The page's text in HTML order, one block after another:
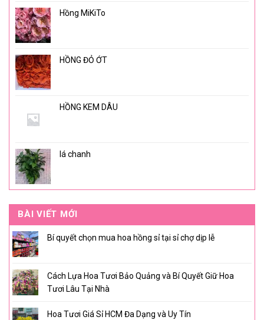
Hồng MiKiTo
HỒNG ĐỎ ỚT
HỒNG KEM DÂU
lá chanh
BÀI VIẾT MỚI
Bí quyết chọn mua hoa hồng sỉ tại sỉ chợ dịp lễ
Cách Lựa Hoa Tươi Bảo Quảng và Bí Quyết Giữ Hoa
Tươi Lâu Tại Nhà
Hoa Tươi Giá Sỉ HCM Đa Dạng và Uy Tín